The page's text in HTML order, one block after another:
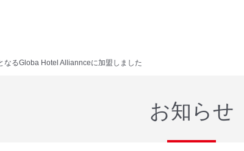
なるGloba Hotel Alliannceに加盟しました
お知らせ